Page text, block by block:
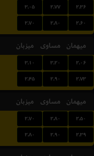
۳.۰۵ ۲.۷۷ ۲.۳۶
۲.۷۰ ۲.۸۰ ۲.۶۰
میزبان مساوی میهمان
۳.۱۰ ۳.۲۰ ۲.۰۶
۲.۴۵ ۲.۹۰ ۲.۷۳
میزبان مساوی میهمان
۲.۷۰ ۲.۸۰ ۲.۵۰
۲.۸۰ ۲.۹۰ ۲.۳۹